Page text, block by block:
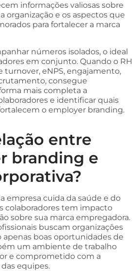
informações valiosas sobre
organização e os aspectos que
para fortalecer a marca
números isolados, o ideal
em conjunto. Quando o RH
turnover, eNPS, engajamento,
consegue
mais completa a
e identificar quais
o employer branding.
entre
branding e
empresa cuida da saúde e do
colaboradores tem impacto
sobre sua marca empregadora.
buscam organizações
apenas boas oportunidades de
um ambiente de trabalho
e comprometido com a
equipes.